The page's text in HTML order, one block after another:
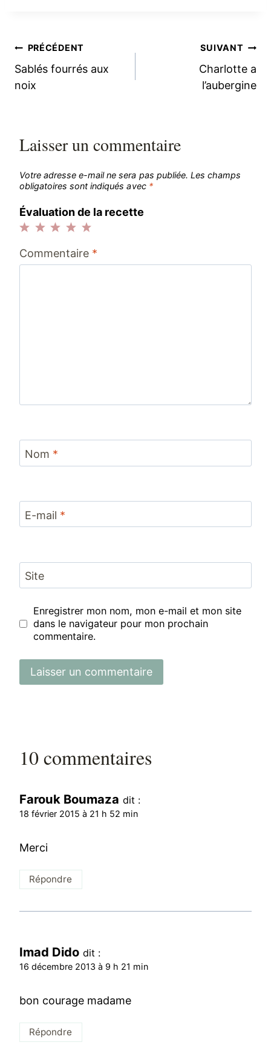
Navigation
de
PRÉCÉDENT
Sablés fourrés aux
noix
SUIVANT
Charlotte a
l’aubergine
Laisser un commentaire
Votre adresse e-mail ne sera pas publiée. Les champs
obligatoires sont indiqués avec *
Évaluation de la recette
étoiles
étoiles
étoiles
étoiles
étoile
Commentaire *
Nom *
E-mail *
Site
Enregistrer mon nom, mon e-mail et mon site
dans le navigateur pour mon prochain
commentaire.
10 commentaires
Farouk Boumaza dit :
18 février 2015 à 21 h 52 min
Merci
Répondre
Imad Dido dit :
16 décembre 2013 à 9 h 21 min
bon courage madame
Répondre